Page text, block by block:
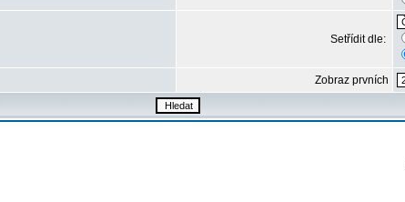
Setřídit dle:
Zobraz prvních